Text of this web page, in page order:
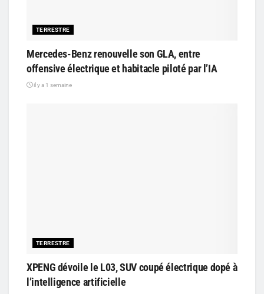
TERRESTRE
Mercedes-Benz renouvelle son GLA, entre
offensive électrique et habitacle piloté par l’IA
il y a 1 semaine
TERRESTRE
XPENG dévoile le L03, SUV coupé électrique dopé à
l’intelligence artificielle